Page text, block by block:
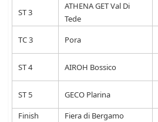
ST 3
ATHENA GET Val Di
Tede
TC 3
Pora
ST 4
AIROH Bossico
ST 5
GECO Plarina
Finish
Fiera di Bergamo